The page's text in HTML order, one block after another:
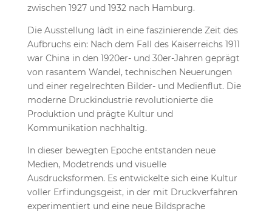
zwischen 1927 und 1932 nach Hamburg.
Die Ausstellung lädt in eine faszinierende Zeit des
Aufbruchs ein: Nach dem Fall des Kaiserreichs 1911
war China in den 1920er- und 30er-Jahren geprägt
von rasantem Wandel, technischen Neuerungen
und einer regelrechten Bilder- und Medienflut. Die
moderne Druckindustrie revolutionierte die
Produktion und prägte Kultur und
Kommunikation nachhaltig.
In dieser bewegten Epoche entstanden neue
Medien, Modetrends und visuelle
Ausdrucksformen. Es entwickelte sich eine Kultur
voller Erfindungsgeist, in der mit Druckverfahren
experimentiert und eine neue Bildsprache